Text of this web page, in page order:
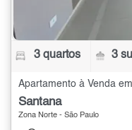
3 quartos 3
Apartamento à Venda
Santana
Zona Norte - São Paulo